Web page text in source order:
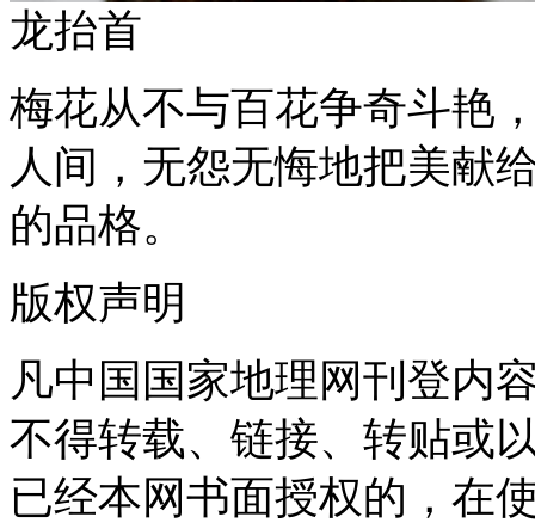
龙抬首
梅花从不与百花争奇斗艳
人间，无怨无悔地把美献
的品格。
版权声明
凡中国国家地理网刊登内
不得转载、链接、转贴或
已经本网书面授权的，在